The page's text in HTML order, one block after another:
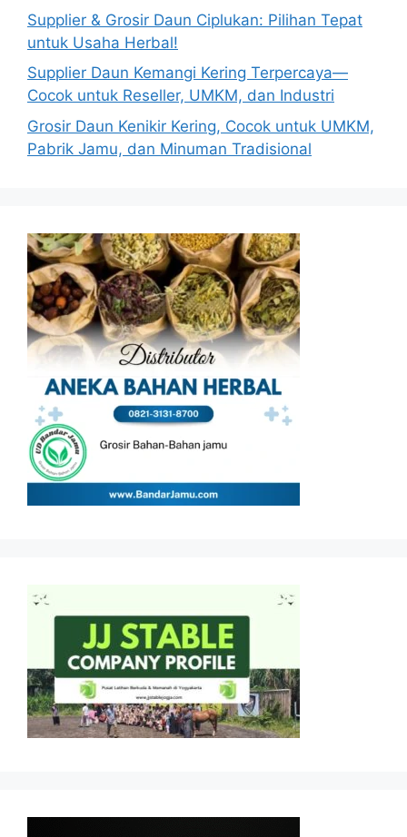
Supplier & Grosir Daun Ciplukan: Pilihan Tepat
untuk Usaha Herbal!
Supplier Daun Kemangi Kering Terpercaya—
Cocok untuk Reseller, UMKM, dan Industri
Grosir Daun Kenikir Kering, Cocok untuk UMKM,
Pabrik Jamu, dan Minuman Tradisional